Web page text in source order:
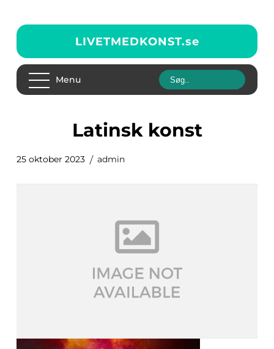
LIVETMEDKONST.se
Menu
latinsk konst
25 oktober 2023 admin